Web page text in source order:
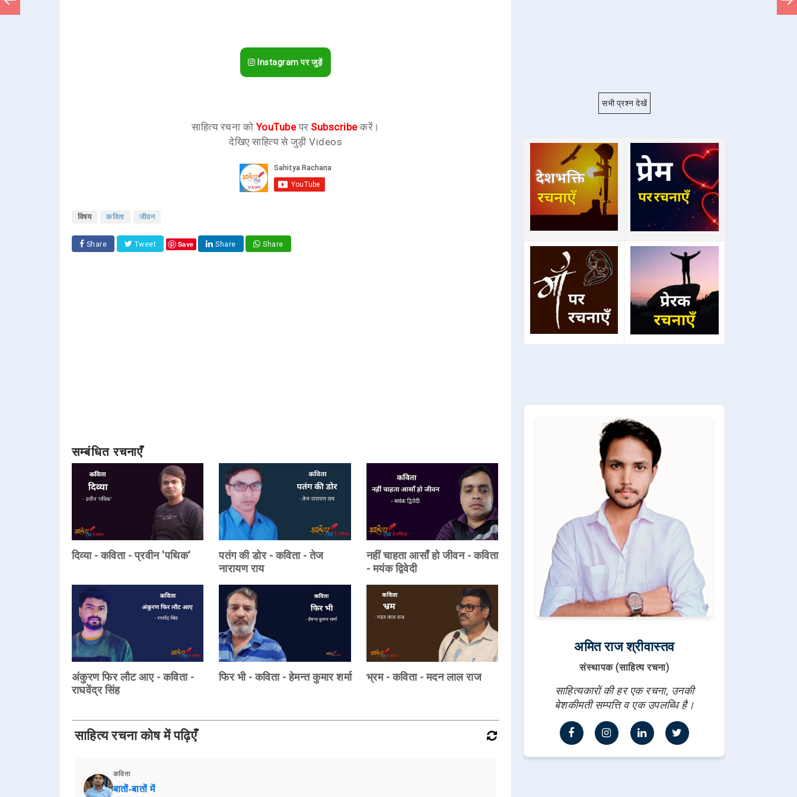
Instagram पर जुड़ें
साहित्य रचना कोYouTubeपर Subscribeकरें।
देखिए साहित्य से जुड़ी Videos
विषय कविता जीवन
Share Tweet Save Share Share
सम्बंधित रचनाएँ
दिव्या - कविता - प्रवीन 'पथिक'
पतंग की डोर - कविता - तेज
नारायण राय
नहीं चाहता आसाँ हो जीवन - कविता
- मयंक द्विवेदी
अंकुरण फिर लौट आए - कविता -
राघवेंद्र सिंह
फिर भी - कविता - हेमन्त कुमार शर्मा भ्रम - कविता - मदन लाल राज
साहित्य रचना कोष में पढ़िएँ
कविता
बातों-बातों में
सभी प्रश्न देखें
अमित राज श्रीवास्तव
संस्थापक (साहित्य रचना)
साहित्यकारों की हर एक रचना, उनकी
बेशकीमती सम्पत्ति व एक उपलब्धि है।